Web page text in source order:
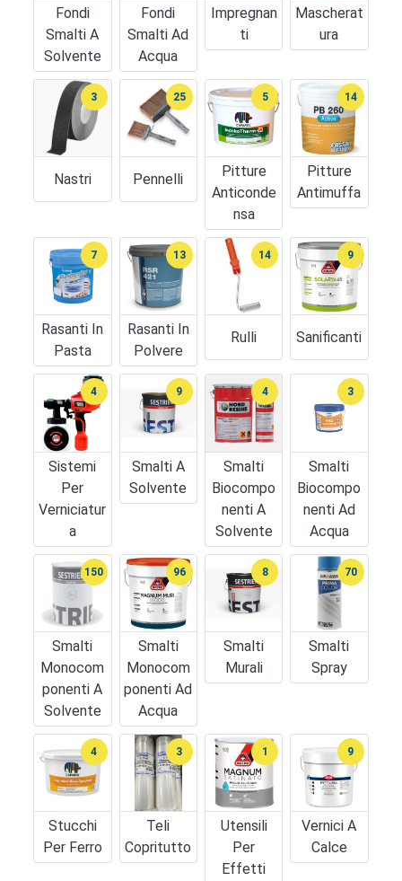
Fondi
Smalti A
Solvente
Fondi
Smalti Ad
Acqua
Impregnan
Ti
Mascherat
Ura
Nastri
3
Pennelli
25
Pitture
Anticonde
Nsa
5
Pitture
Antimuffa
14
Rasanti In
Pasta
7
Rasanti In
Polvere
13
Rulli
14
Sanificanti
9
Sistemi
Per
Verniciatur
A
4
Smalti A
Solvente
9
Smalti
Biocompo
Nenti A
Solvente
4
Smalti
Biocompo
Nenti Ad
Acqua
3
Smalti
Monocom
Ponenti A
Solvente
150
Smalti
Monocom
Ponenti Ad
Acqua
96
Smalti
Murali
8
Smalti
Spray
70
Stucchi
Per Ferro
4
Teli
Copritutto
3
Utensili
Per
Effetti
1
Vernici A
Calce
9